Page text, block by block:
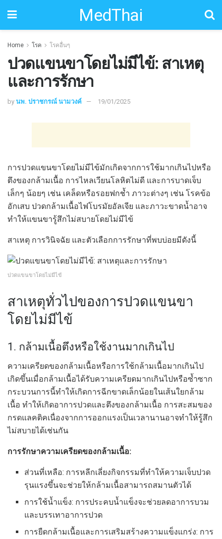
MedThai
Home โรค โรคอื่นๆ
ปวดแขนขาโดยไม่มีไข้: สาเหตุ
และการรักษา
by นพ. ปราชกรณ์ นามวงค์ 19/01/2025
การปวดแขนขาโดยไม่มีไข้มักเกิดจากการใช้มากเกินไปหรือ
ตึงของกล้ามเนื้อ การไหลเวียนโลหิตไม่ดี และการบาดเจ็บ
เล็กๆ น้อยๆ เช่น เคล็ดหรือรอยฟกช้ำ ภาวะต่างๆ เช่น โรคข้อ
อักเสบ ปวดกล้ามเนื้อไฟโบรมัยอัลเจีย และภาวะขาดน้ำอาจ
ทำให้แขนขารู้สึกไม่สบายโดยไม่มีไข้
สาเหตุ การวินิจฉัย และตัวเลือกการรักษาที่พบบ่อยมีดังนี้
ปวดแขนขาโดยไม่มีไข้
สาเหตุทั่วไปของการปวดแขนขา
โดยไม่มีไข้
1. กล้ามเนื้อตึงหรือใช้งานมากเกินไป
ความเครียดของกล้ามเนื้อหรือการใช้กล้ามเนื้อมากเกินไป
เกิดขึ้นเมื่อกล้ามเนื้อได้รับความเครียดมากเกินไปหรือซ้ำซาก
กระบวนการนี้ทำให้เกิดการฉีกขาดเล็กน้อยในเส้นใยกล้าม
เนื้อ ทำให้เกิดอาการปวดและตึงของกล้ามเนื้อ การสะสมของ
กรดแลคติคเนื่องจากการออกแรงเป็นเวลานานอาจทำให้รู้สึก
ไม่สบายได้เช่นกัน
การรักษาความเครียดของกล้ามเนื้อ:
ส่วนที่เหลือ: การหลีกเลี่ยงกิจกรรมที่ทำให้ความเจ็บปวด
รุนแรงขึ้นจะช่วยให้กล้ามเนื้อสามารถสมานตัวได้
การใช้น้ำแข็ง: การประคบน้ำแข็งจะช่วยลดอาการบวม
และบรรเทาอาการปวด
การยืดกล้ามเนื้อและการเสริมสร้างความแข็งแกร่ง: การ